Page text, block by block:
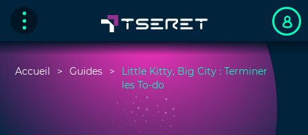
Accueil Guides
Little Kitty, Big City : Terminer
les To-do